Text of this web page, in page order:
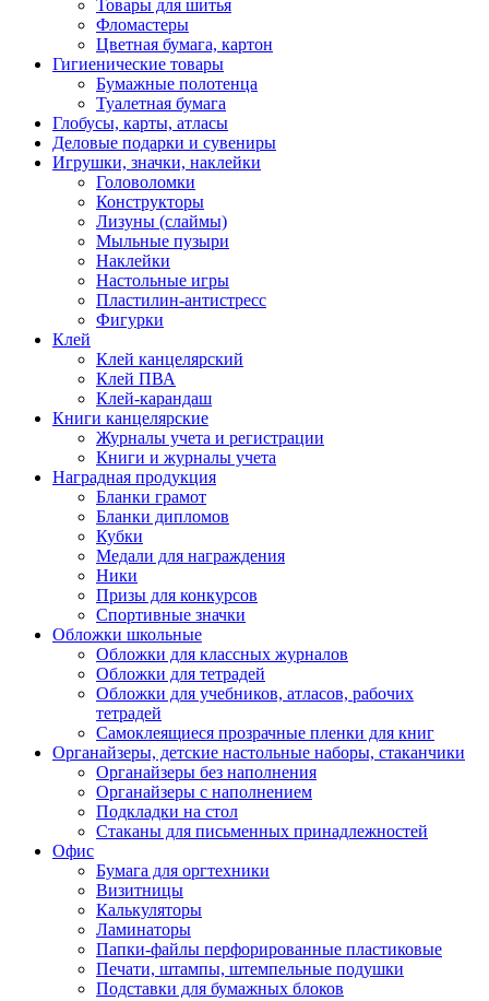
Товары для шитья
Фломастеры
Цветная бумага, картон
Гигиенические товары
Бумажные полотенца
Туалетная бумага
Глобусы, карты, атласы
Деловые подарки и сувениры
Игрушки, значки, наклейки
Головоломки
Конструкторы
Лизуны (слаймы)
Мыльные пузыри
Наклейки
Настольные игры
Пластилин-антистресс
Фигурки
Клей
Клей канцелярский
Клей ПВА
Клей-карандаш
Книги канцелярские
Журналы учета и регистрации
Книги и журналы учета
Наградная продукция
Бланки грамот
Бланки дипломов
Кубки
Медали для награждения
Ники
Призы для конкурсов
Спортивные значки
Обложки школьные
Обложки для классных журналов
Обложки для тетрадей
Обложки для учебников, атласов, рабочих
тетрадей
Самоклеящиеся прозрачные пленки для книг
Органайзеры, детские настольные наборы, стаканчики
Органайзеры без наполнения
Органайзеры с наполнением
Подкладки на стол
Стаканы для письменных принадлежностей
Офис
Бумага для оргтехники
Визитницы
Калькуляторы
Ламинаторы
Папки-файлы перфорированные пластиковые
Печати, штампы, штемпельные подушки
Подставки для бумажных блоков